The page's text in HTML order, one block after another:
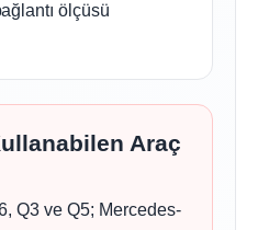
ölçüsü
Araç
Q3 ve Q5; Mercedes-